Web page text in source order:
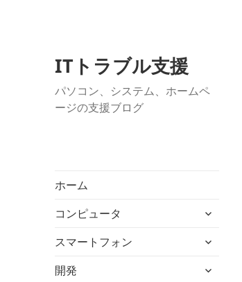
ITトラブル支援
パソコン、システム、ホームペ
ージの支援ブログ
ホーム
コンピュータ
サ
メ
ュ
スマートフォン
サ
メ
開発
サ